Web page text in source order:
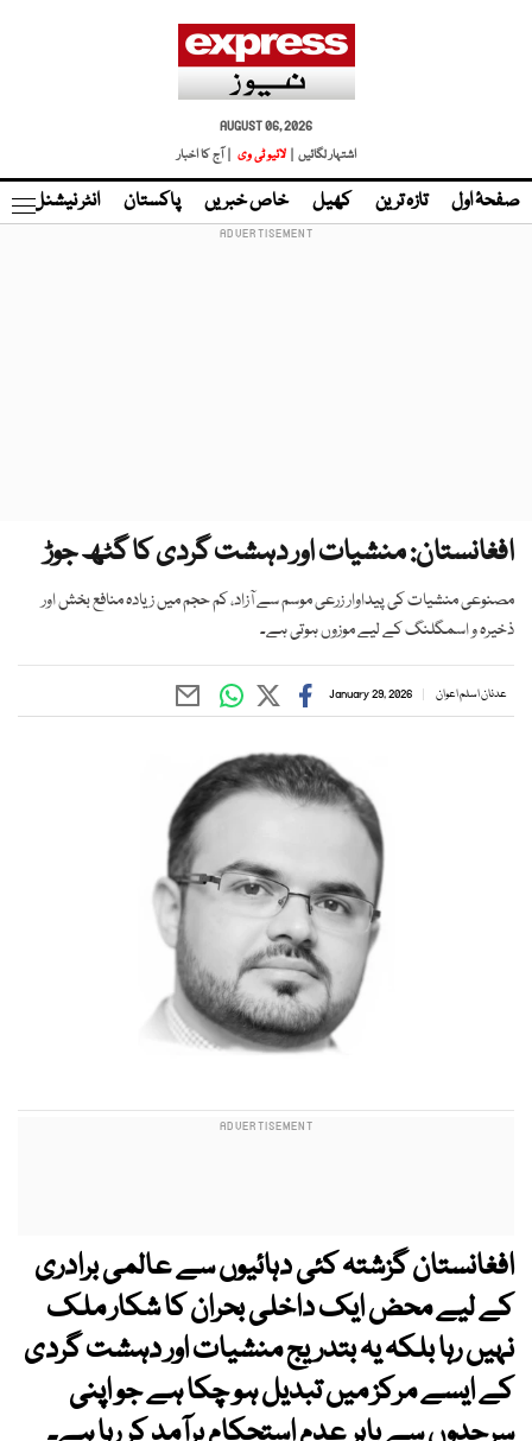
AUGUST 06, 2026
اشتہار لگائیں |
لائیو ٹی وی | آج کا اخبار
صفحۂ اول تازہ ترین کھیل خاص خبریں پاکستان انٹر نیشنل
افغانستان: منشیات اور دہشت گردی کا گٹھ جوڑ
مصنوعی منشیات کی پیداوار زرعی موسم سے آزاد، کم حجم میں زیادہ منافع بخش اور
ذخیرہ و اسمگلنگ کے لیے موزوں ہوتی ہے۔
عدنان اسلم اعوان January 29, 2026
افغانستان گزشتہ کئی دہائیوں سے عالمی برادری
کے لیے محض ایک داخلی بحران کا شکار ملک
نہیں رہا بلکہ یہ بتدریج منشیات اور دہشت گردی
کے ایسے مرکز میں تبدیل ہو چکا ہے جو اپنی